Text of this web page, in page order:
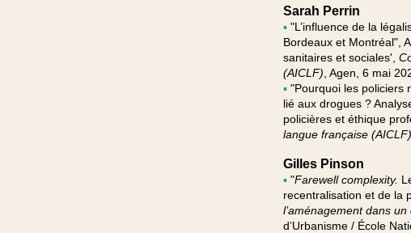
Sarah Perrin
▪ "L’influence de la
Bordeaux et Montréal",
sanitaires et sociales',
(AICLF) , Agen, 6 mai
▪ "Pourquoi les policiers
lié aux drogues ?
policières et éthique
langue française (AICLF)
Gilles Pinson
▪ "Farewell complexity.
recentralisation et de la
l’aménagement dans
d’Urbanisme / École